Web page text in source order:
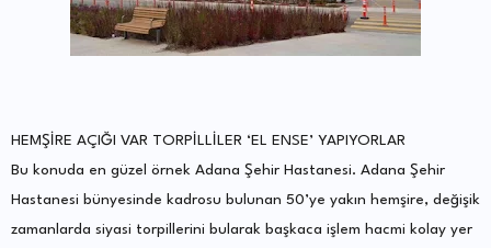
HEMŞİRE AÇIĞI VAR TORPİLLİLER ‘EL ENSE’ YAPIYORLAR
Bu konuda en güzel örnek Adana Şehir Hastanesi. Adana Şehir
Hastanesi bünyesinde kadrosu bulunan 50’ye yakın hemşire, değişik
zamanlarda siyasi torpillerini bularak başkaca işlem hacmi kolay yer